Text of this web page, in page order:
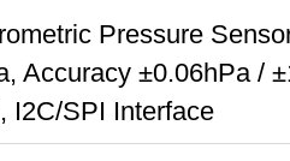
Pressure
Accuracy ±0.06hPa /
I2C/SPI Interface